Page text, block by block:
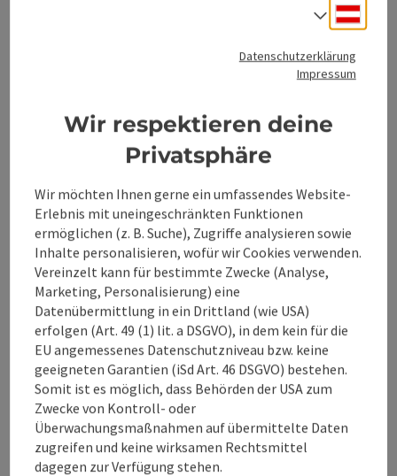
Landgasthof Mayr
St. Ulrich bei Steyr
Eingebunden in die liebliche Umgebung des Ennstals,
verzaubert der Anblick auf den seit 1313 in Familienbesitz
befindlichen Landgasthof Mayr.
Telefon
+43 7252 52091
Öffnungszeiten
MOMontag geöffnet
DIDienstag geöffnet
MIMittwoch geöffnet
DODonnerstag geöffnet
FRFreitag geöffnet
SASamstag geöffnet
SOSonntag geöffnet
Datenschutzerklärung
Impressum
Wir respektieren deine
Privatsphäre
Wir möchten Ihnen gerne ein umfassendes Website-
Erlebnis mit uneingeschränkten Funktionen
ermöglichen (z. B. Suche), Zugriffe analysieren sowie
Inhalte personalisieren, wofür wir Cookies verwenden.
Vereinzelt kann für bestimmte Zwecke (Analyse,
Marketing, Personalisierung) eine
Datenübermittlung in ein Drittland (wie USA)
erfolgen (Art. 49 (1) lit. a DSGVO), in dem kein für die
EU angemessenes Datenschutzniveau bzw. keine
geeigneten Garantien (iSd Art. 46 DSGVO) bestehen.
Somit ist es möglich, dass Behörden der USA zum
Zwecke von Kontroll- oder
Überwachungsmaßnahmen auf übermittelte Daten
zugreifen und keine wirksamen Rechtsmittel
dagegen zur Verfügung stehen.